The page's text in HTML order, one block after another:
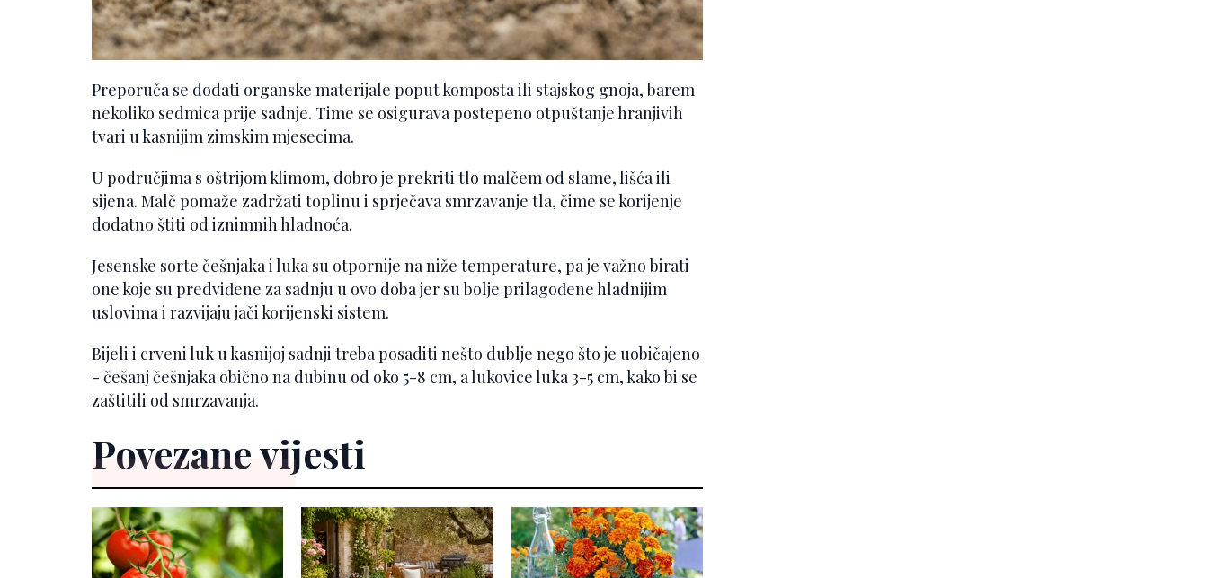
Preporuča se dodati organske materijale poput komposta ili stajskog gnoja, barem
nekoliko sedmica prije sadnje. Time se osigurava postepeno otpuštanje hranjivih
tvari u kasnijim zimskim mjesecima.
U područjima s oštrijom klimom, dobro je prekriti tlo malčem od slame, lišća ili
sijena. Malč pomaže zadržati toplinu i sprječava smrzavanje tla, čime se korijenje
dodatno štiti od iznimnih hladnoća.
Jesenske sorte češnjaka i luka su otpornije na niže temperature, pa je važno birati
one koje su predviđene za sadnju u ovo doba jer su bolje prilagođene hladnijim
uslovima i razvijaju jači korijenski sistem.
Bijeli i crveni luk u kasnijoj sadnji treba posaditi nešto dublje nego što je uobičajeno
- češanj češnjaka obično na dubinu od oko 5-8 cm, a lukovice luka 3-5 cm, kako bi se
zaštitili od smrzavanja.
Povezane vijesti